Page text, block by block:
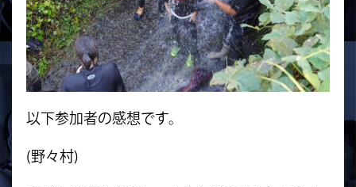
以下参加者の感想です。
(野々村)